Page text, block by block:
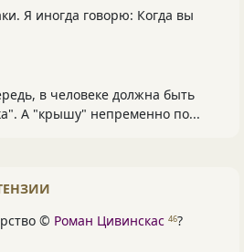
Я иногда говорю: Когда вы
в человеке должна быть
А "крышу" непременно по...
© Роман Цивинскас 46?